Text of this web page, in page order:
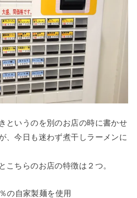
というのを別のお店の時に書かせ
、今日も迷わず煮干しラーメンに
こちらのお店の特徴は２つ。
の自家製麺を使用